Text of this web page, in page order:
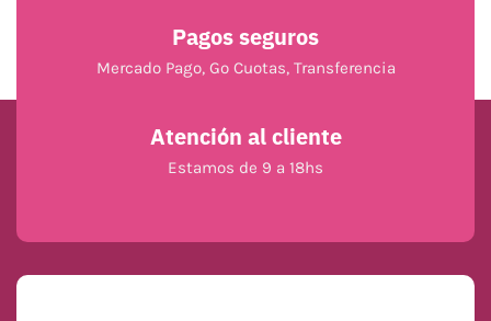
Pagos seguros
Mercado Pago, Go Cuotas, Transferencia
Atención al cliente
Estamos de 9 a 18hs